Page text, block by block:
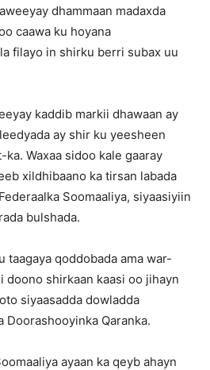
dhammaan madaxda
caawa ku hoyana
filayo in shirku berri subax uu
kaddib markii dhawaan ay
ay shir ku yeesheen
Waxaa sidoo kale gaaray
xildhibaano ka tirsan labada
Soomaaliya, siyaasiyiin
bulshada.
taagaya qoddobada ama war-
doono shirkaan kaasi oo jihayn
siyaasadda dowladda
Doorashooyinka Qaranka.
ayaan ka qeyb ahayn